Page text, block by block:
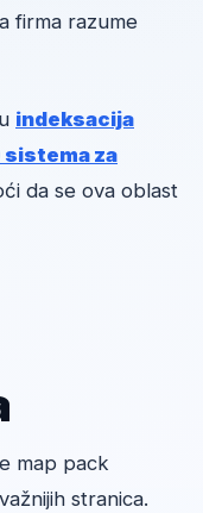
firma razume
indeksacija
sistema za
da se ova oblast
map pack
stranica.